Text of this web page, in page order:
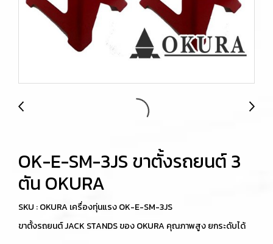
OK-E-SM-3JS ขาตั้งรถยนต์ 3
ตัน OKURA
SKU : OKURA เครื่องทุ่นแรง OK-E-SM-3JS
ขาตั้งรถยนต์ JACK STANDS ของ OKURA คุณภาพสูง ยกระดับได้